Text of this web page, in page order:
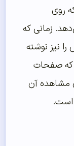
روی
زمانی که
نیز نوشته
صفحات
مشاهده آن
است.